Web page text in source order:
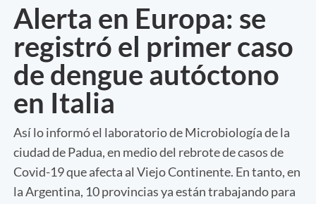
Alerta en Europa: se
registró el primer caso
de dengue autóctono
en Italia
Así lo informó el laboratorio de Microbiología de la
ciudad de Padua, en medio del rebrote de casos de
Covid-19 que afecta al Viejo Continente. En tanto, en
la Argentina, 10 provincias ya están trabajando para